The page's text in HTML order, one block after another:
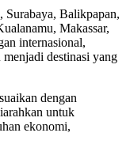
Balikpapan,
Makassar,
internasional,
destinasi yang
dengan
untuk
ekonomi,